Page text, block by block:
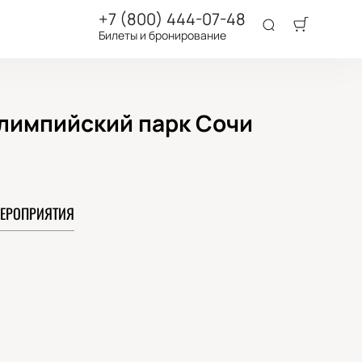
+7 (800) 444-07-48
Билеты и бронирование
парк Сочи